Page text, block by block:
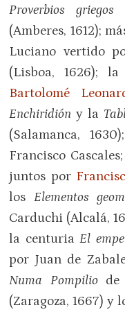
Proverbios griegos
(Amberes, 1612);
Luciano vertido
(Lisboa, 1626); la
Bartolomé
Enchiridióny la
(Salamanca,
Francisco
juntos por
los Elementos
Carduchi (Alcalá,
la centuriaEl
por Juan de
Numa Pompilio
(Zaragoza, 1667) y